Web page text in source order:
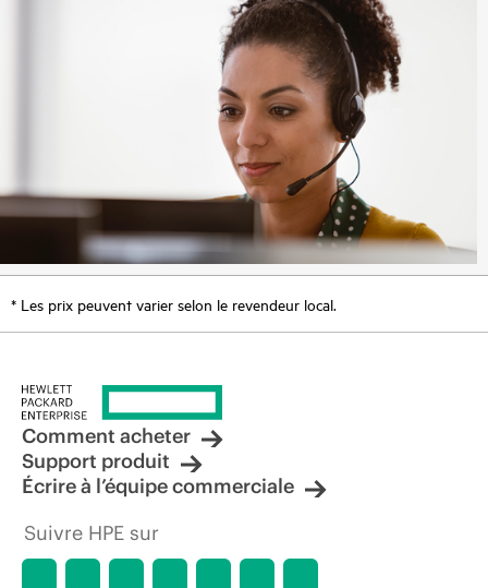
* Les prix peuvent varier selon le revendeur local.
Comment acheter
Support produit
Écrire à l’équipe commerciale
Suivre HPE sur